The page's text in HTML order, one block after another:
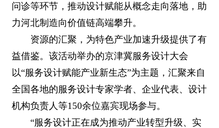
问诊等环节，推动设计赋能从概念走向落地，助
力河北制造向价值链高端攀升。
资源的汇聚，为特色产业加速升级提供了有
益借鉴。该活动举办的京津冀服务设计大会
以“服务设计赋能产业新生态”为主题，汇聚来自
全国各地的服务设计专家学者、企业代表、设计
机构负责人等150余位嘉宾现场参与。
“服务设计正在成为推动产业转型升级、实